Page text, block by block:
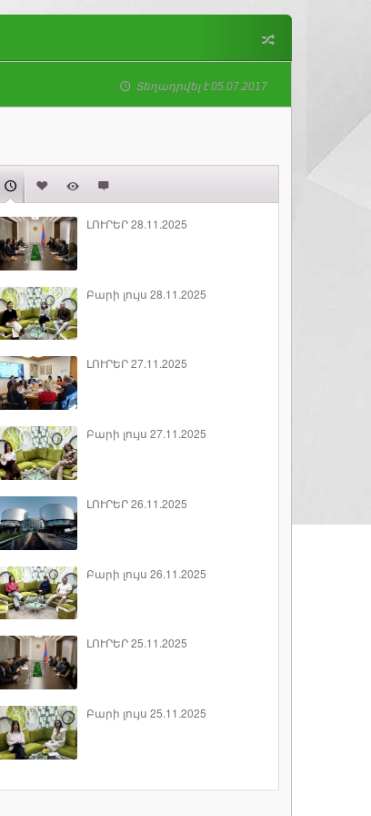
Տեղադրվել է 05.07.2017
ԼՈՒՐԵՐ 28.11.2025
Բարի լույս 28.11.2025
ԼՈՒՐԵՐ 27.11.2025
Բարի լույս 27.11.2025
ԼՈՒՐԵՐ 26.11.2025
Բարի լույս 26.11.2025
ԼՈՒՐԵՐ 25.11.2025
Բարի լույս 25.11.2025